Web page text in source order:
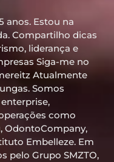
anos. Estou na
Compartilho dicas
liderança e
Siga-me no
Atualmente
Somos
como
OdontoCompany,
Embelleze. Em
pelo Grupo SMZTO,